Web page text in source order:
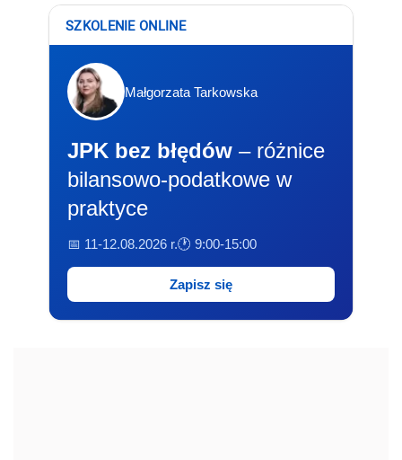
SZKOLENIE ONLINE
Małgorzata Tarkowska
JPK bez błędów – różnice
bilansowo-podatkowe w
praktyce
📅 11-12.08.2026 r.🕐 9:00-15:00
Zapisz się